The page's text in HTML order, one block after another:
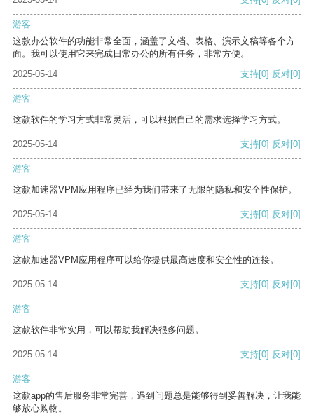
游客
这款办公软件的功能非常全面，涵盖了文档、表格、演示文稿等各个方
面。我可以使用它来完成日常办公的所有任务，非常方便。
2025-05-14
支持[0] 反对[0]
游客
这款软件的学习方式非常灵活，可以根据自己的需求选择学习方式。
2025-05-14 支持[0] 反对[0]
游客
这款加速器VPM应用程序已经为我们带来了无限的隐私和安全性保护。
2025-05-14 支持[0] 反对[0]
游客
这款加速器VPM应用程序可以给你提供最高速度和安全性的连接。
2025-05-14 支持[0] 反对[0]
游客
这款软件非常实用，可以帮助我解决很多问题。
2025-05-14 支持[0] 反对[0]
游客
这款app的售后服务非常完善，遇到问题总是能够得到妥善解决，让我能
够放心购物。